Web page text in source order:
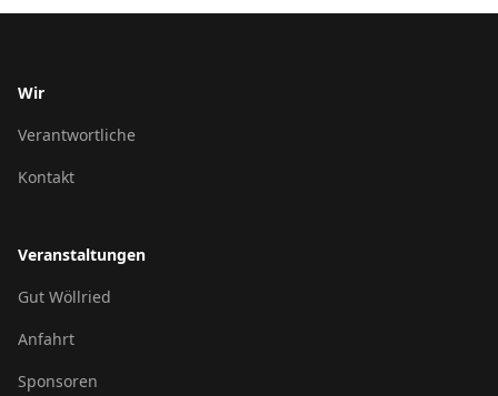
Wir
Verantwortliche
Kontakt
Veranstaltungen
Gut Wöllried
Anfahrt
Sponsoren